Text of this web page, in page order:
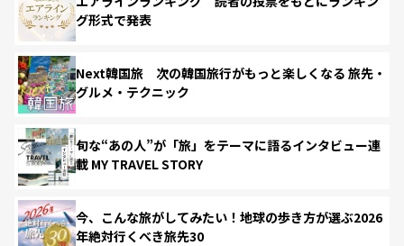
グ形式で発表
Next韓国旅 次の韓国旅行がもっと楽しくなる 旅先・
グルメ・テクニック
旬な“あの人”が「旅」をテーマに語るインタビュー連
載 MY TRAVEL STORY
今、こんな旅がしてみたい！地球の歩き方が選ぶ2026
年絶対行くべき旅先30